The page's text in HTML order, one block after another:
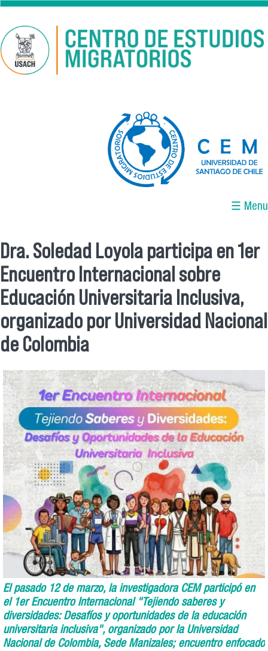
Pasar al contenido principal
☰ Menu
Se encuentra usted aquí
Dra. Soledad Loyola participa en 1er
Encuentro Internacional sobre
Educación Universitaria Inclusiva,
organizado por Universidad Nacional
de Colombia
El pasado 12 de marzo, la investigadora CEM participó en
el 1er Encuentro Internacional "Tejiendo saberes y
diversidades: Desafíos y oportunidades de la educación
universitaria inclusiva", organizado por la Universidad
Nacional de Colombia, Sede Manizales; encuentro enfocado